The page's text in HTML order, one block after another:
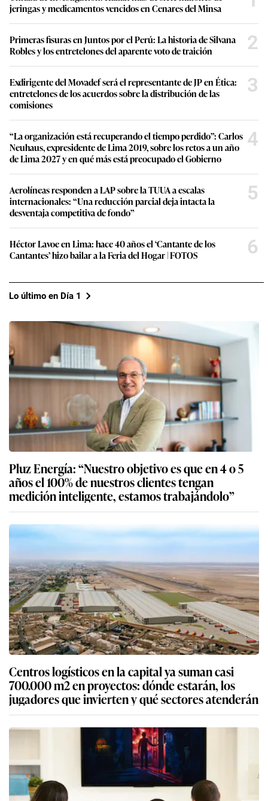
jeringas y medicamentos vencidos en Cenares del Minsa
Primeras fisuras en Juntos por el Perú: La historia de Silvana
Robles y los entretelones del aparente voto de traición
2
Exdirigente del Movadef será el representante de JP en Ética:
entretelones de los acuerdos sobre la distribución de las
comisiones
3
“La organización está recuperando el tiempo perdido”: Carlos
Neuhaus, expresidente de Lima 2019, sobre los retos a un año
de Lima 2027 y en qué más está preocupado el Gobierno
4
Aerolíneas responden a LAP sobre la TUUA a escalas
internacionales: “Una reducción parcial deja intacta la
desventaja competitiva de fondo”
5
Héctor Lavoe en Lima: hace 40 años el ‘Cantante de los
Cantantes’ hizo bailar a la Feria del Hogar | FOTOS
6
Lo último en Día 1
Pluz Energía: “Nuestro objetivo es que en 4 o 5
años el 100% de nuestros clientes tengan
medición inteligente, estamos trabajándolo”
Centros logísticos en la capital ya suman casi
700.000 m2 en proyectos: dónde estarán, los
jugadores que invierten y qué sectores atenderán